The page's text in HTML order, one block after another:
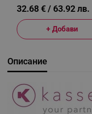
32.68 € / 63.92 лв.
+ Добави
Описание